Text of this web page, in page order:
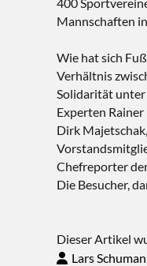
Mannschaften
Wie hat sich
Verhältnis
Solidarität unter
Experten
Dirk
Chefreporter
Die Besucher,
Dieser Artikel
Lars